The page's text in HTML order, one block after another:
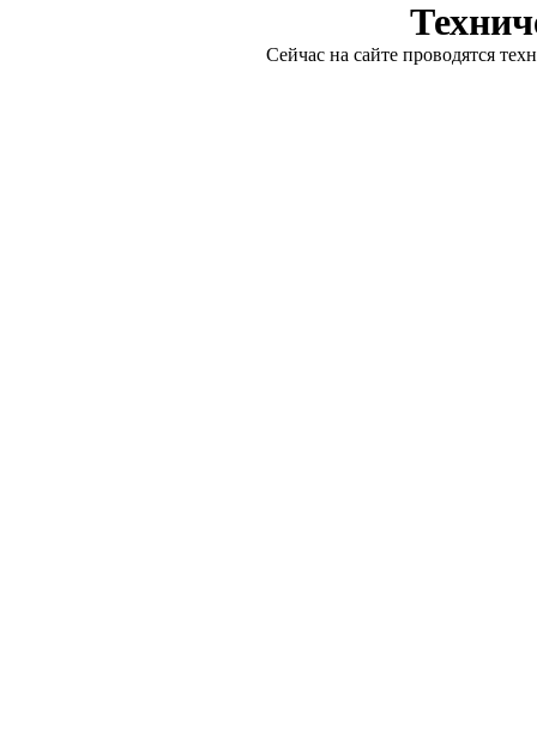
Сейчас на сайте проводятся